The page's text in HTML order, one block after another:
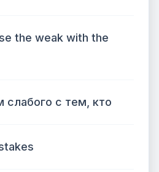
the weak with the
слабого с тем, кто